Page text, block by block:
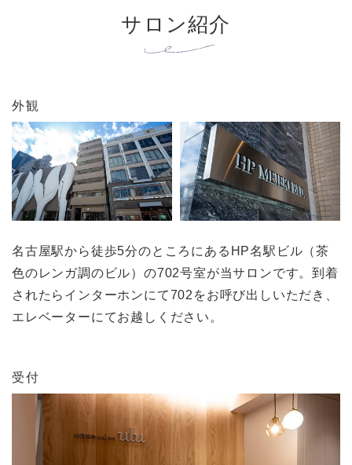
サロン紹介
外観
名古屋駅から徒歩5分のところにあるHP名駅ビル（茶
色のレンガ調のビル）の702号室が当サロンです。到着
されたらインターホンにて702をお呼び出しいただき、
エレベーターにてお越しください。
受付